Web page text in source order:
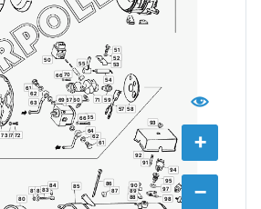
+
−
17
50
51
52
53
54
55
57 58
59
60
61
61
62
62
63
64
65
66
66
67
69
70
71
72
73
80
81 8283
84 85
86
87
88
89
90
91
92
93
94
95
96
97
98